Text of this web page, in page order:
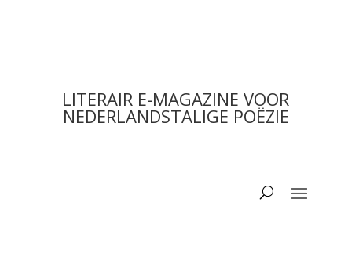
LITERAIR E-MAGAZINE VOOR
NEDERLANDSTALIGE POËZIE